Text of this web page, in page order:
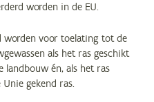
worden in de EU.
worden voor toelating tot de
als het ras geschikt
landbouw én, als het ras
gekend ras.